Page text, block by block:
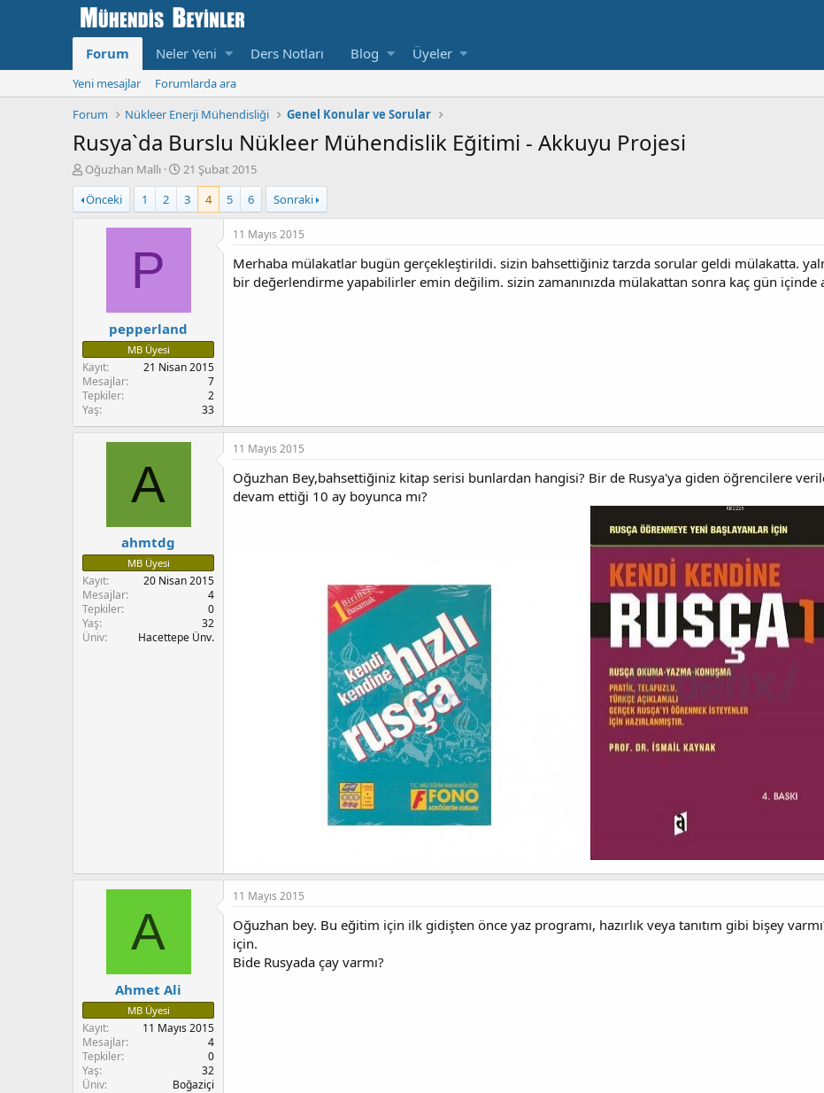
Forum Neler Yeni Ders Notları Blog Üyeler
Yeni mesajlar
Forumlarda ara
Forum
Nükleer Enerji Mühendisliği Genel Konular ve Sorular
Rusya`da Burslu Nükleer Mühendislik Eğitimi - Akkuyu Projesi
K
o
n
u
t
a
n
Oğuzhan Mallı
B
a
ş
l
a
T
a
r
i
h
21 Şubat 2015
Önceki
1 2 3 4 5 6 Sonraki
P
pepperland
MB Üyesi
Kayıt
21 Nisan 2015
Mesajlar
7
Tepkiler
2
Yaş
33
11 Mayıs 2015
Merhaba mülakatlar bugün gerçekleştirildi. sizin bahsettiğiniz tarzda sorular geldi mülakatta.
bir değerlendirme yapabilirler emin değilim. sizin zamanınızda mülakattan sonra kaç gün içinde
A
ahmtdg
MB Üyesi
Kayıt
20 Nisan 2015
Mesajlar
4
Tepkiler
0
Yaş
32
Üniv
Hacettepe Ünv.
11 Mayıs 2015
Oğuzhan Bey,bahsettiğiniz kitap serisi bunlardan hangisi? Bir de Rusya'ya giden öğrencilere
devam ettiği 10 ay boyunca mı?
A
Ahmet Ali
MB Üyesi
Kayıt
11 Mayıs 2015
Mesajlar
4
Tepkiler
0
Yaş
32
Üniv
Boğaziçi
11 Mayıs 2015
Oğuzhan bey. Bu eğitim için ilk gidişten önce yaz programı, hazırlık veya tanıtım gibi bişey
için.
Bide Rusyada çay varmı?